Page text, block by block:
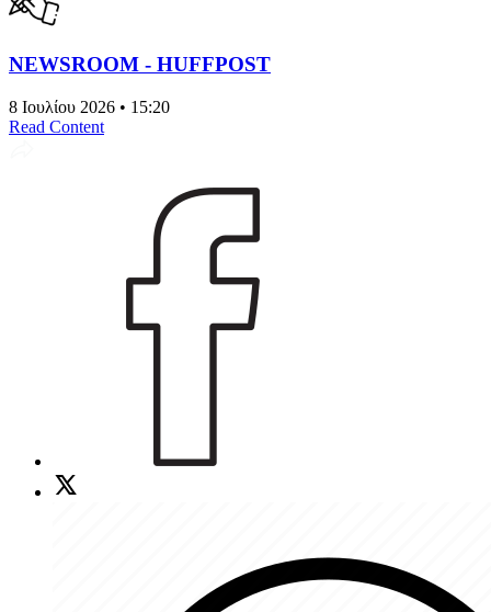
NEWSROOM - HUFFPOST
8 Ιουλίου 2026 • 15:20
Read Content